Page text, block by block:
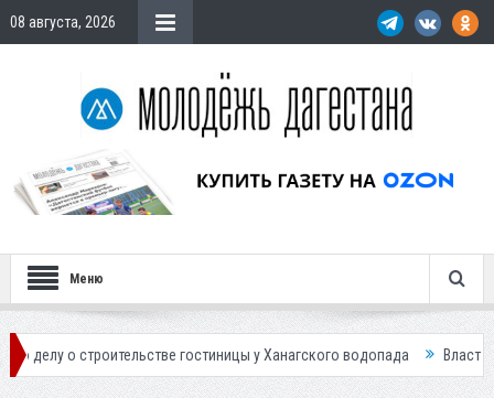
08 августа, 2026
Меню
гостиницы у Ханагского водопада Власти Махачкалы